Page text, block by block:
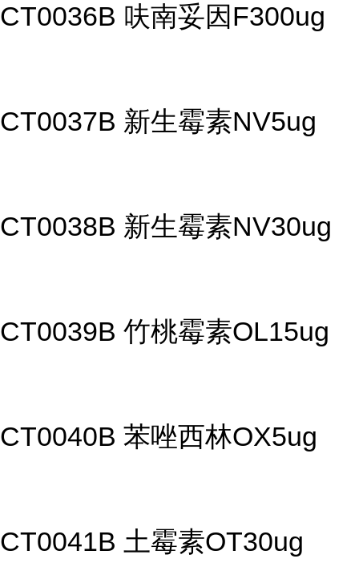
CT0036B 呋南妥因F300ug
CT0037B 新生霉素NV5ug
CT0038B 新生霉素NV30ug
CT0039B 竹桃霉素OL15ug
CT0040B 苯唑西林OX5ug
CT0041B 土霉素OT30ug